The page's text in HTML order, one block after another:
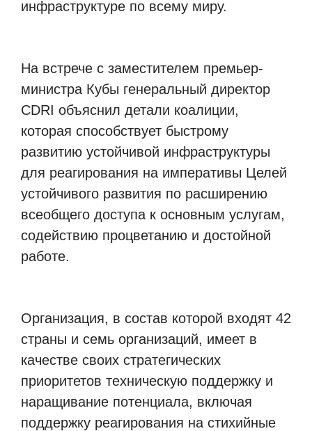
инфраструктуре по всему миру.
На встрече с заместителем премьер-
министра Кубы генеральный директор
CDRI объяснил детали коалиции,
которая способствует быстрому
развитию устойчивой инфраструктуры
для реагирования на императивы Целей
устойчивого развития по расширению
всеобщего доступа к основным услугам,
содействию процветанию и достойной
работе.
Организация, в состав которой входят 42
страны и семь организаций, имеет в
качестве своих стратегических
приоритетов техническую поддержку и
наращивание потенциала, включая
поддержку реагирования на стихийные